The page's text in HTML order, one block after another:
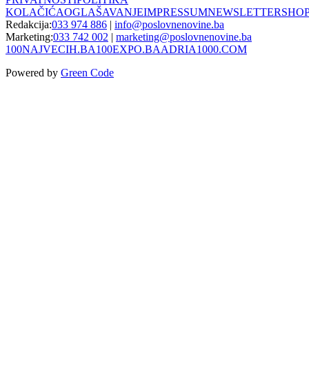
KOLAČIĆAOGLAŠAVANJEIMPRESSUMNEWSLETTER
Redakcija:033 974 886 | info@poslovnenovine.ba
Marketing:033 742 002 | marketing@poslovnenovine.ba
100NAJVECIH.BA100EXPO.BAADRIA1000.COM
Powered by Green Code